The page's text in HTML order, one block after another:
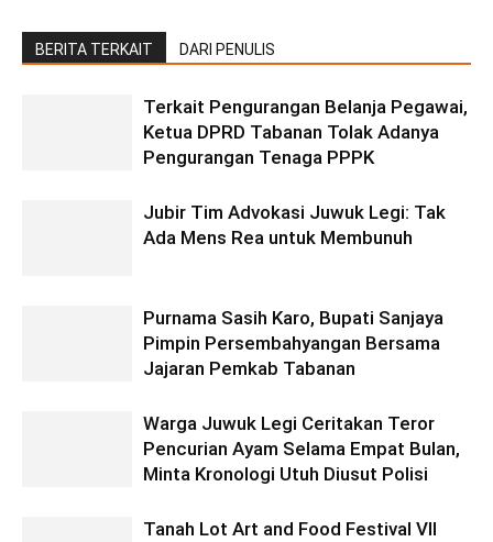
BERITA TERKAIT DARI PENULIS
Terkait Pengurangan Belanja Pegawai,
Ketua DPRD Tabanan Tolak Adanya
Pengurangan Tenaga PPPK
Jubir Tim Advokasi Juwuk Legi: Tak
Ada Mens Rea untuk Membunuh
Purnama Sasih Karo, Bupati Sanjaya
Pimpin Persembahyangan Bersama
Jajaran Pemkab Tabanan
Warga Juwuk Legi Ceritakan Teror
Pencurian Ayam Selama Empat Bulan,
Minta Kronologi Utuh Diusut Polisi
Tanah Lot Art and Food Festival VII